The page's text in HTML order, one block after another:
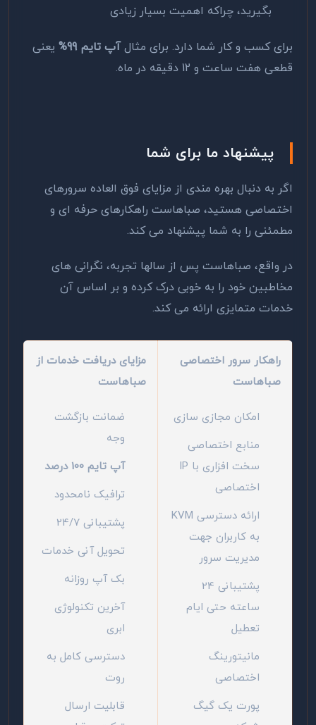
بگیرید، چراکه اهمیت بسیار زیادی
برای کسب و کار شما دارد. برای مثالآپ تایم 99%
یعنی
قطعی هفت ساعت و 12 دقیقه در ماه.
پیشنهاد ما برای شما
اگر به دنبال بهره مندی از مزایای فوق العاده سرورهای
اختصاصی هستید، صباهاست راهکارهای حرفه ای و
مطمئنی را به شما پیشنهاد می کند.
در واقع، صباهاست پس از سالها تجربه، نگرانی های
مخاطبین خود را به خوبی درک کرده و بر اساس آن
خدمات متمایزی ارائه می کند.
راهکار سرور اختصاصی
صباهاست
امکان مجازی سازی
منابع اختصاصی
سخت افزاری با IP
اختصاصی
ارائه دسترسی KVM
به کاربران جهت
مدیریت سرور
پشتیبانی 24
ساعته حتی ایام
تعطیل
مانیتورینگ
اختصاصی
پورت یک گیگ
مزایای دریافت خدمات از
صباهاست
ضمانت بازگشت
وجه
آپ تایم 100 درصد
ترافیک نامحدود
پشتیبانی 24/7
تحویل آنی خدمات
بک آپ روزانه
آخرین تکنولوژی
ابری
دسترسی کامل به
روت
قابلیت ارسال